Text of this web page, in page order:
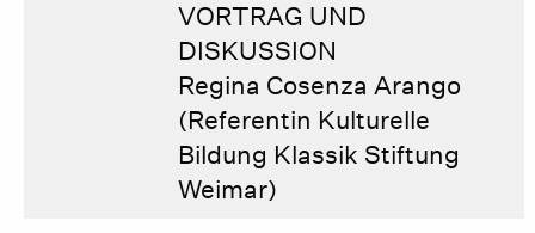
VORTRAG UND
DISKUSSION
Regina Cosenza Arango
(Referentin Kulturelle
Bildung Klassik Stiftung
Weimar)